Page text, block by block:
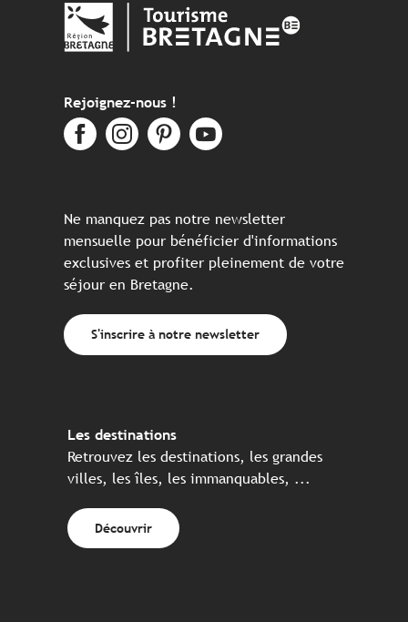
Rejoignez-nous !
Ne manquez pas notre newsletter
mensuelle pour bénéficier d'informations
exclusives et profiter pleinement de votre
séjour en Bretagne.
S'inscrire à notre newsletter
Les destinations
Retrouvez les destinations, les grandes
villes, les îles, les immanquables, ...
Découvrir